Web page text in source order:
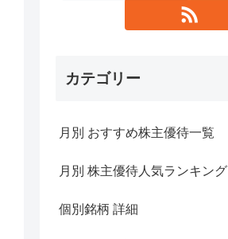
カテゴリー
月別 おすすめ株主優待一覧
月別 株主優待人気ランキング
個別銘柄 詳細